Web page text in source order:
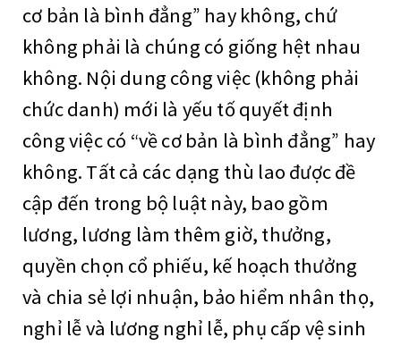
cơ bản là bình đẳng” hay không, chứ
không phải là chúng có giống hệt nhau
không. Nội dung công việc (không phải
chức danh) mới là yếu tố quyết định
công việc có “về cơ bản là bình đẳng” hay
không. Tất cả các dạng thù lao được đề
cập đến trong bộ luật này, bao gồm
lương, lương làm thêm giờ, thưởng,
quyền chọn cổ phiếu, kế hoạch thưởng
và chia sẻ lợi nhuận, bảo hiểm nhân thọ,
nghỉ lễ và lương nghỉ lễ, phụ cấp vệ sinh